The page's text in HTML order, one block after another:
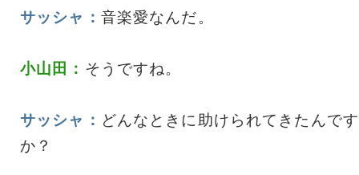
サッシャ： 音楽愛なんだ。
小山田： そうですね。
サッシャ： どんなときに助けられてきたんです
か？